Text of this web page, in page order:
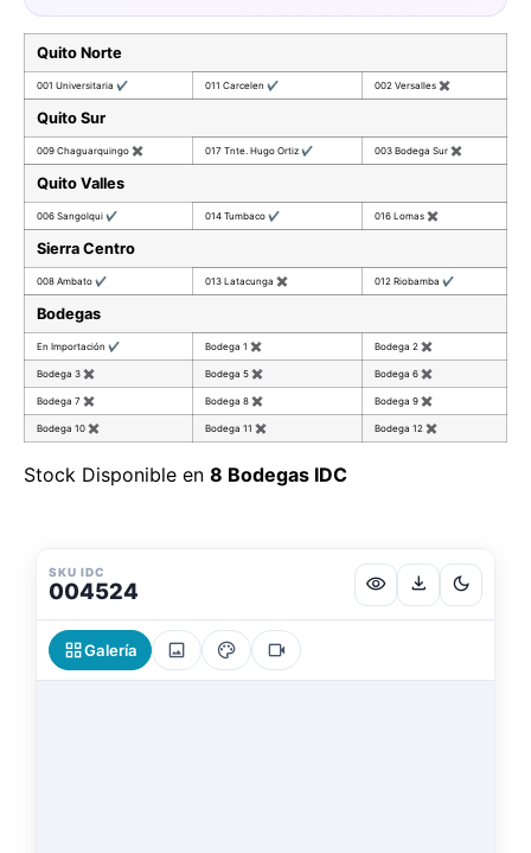
Quito Norte
001 Universitaria ✔ 011 Carcelen ✔ 002 Versalles ✖
Quito Sur
009 Chaguarquingo ✖ 017 Tnte. Hugo Ortiz ✔ 003 Bodega Sur ✖
Quito Valles
006 Sangolqui ✔ 014 Tumbaco ✔ 016 Lomas ✖
Sierra Centro
008 Ambato ✔ 013 Latacunga ✖ 012 Riobamba ✔
Bodegas
En Importación ✔ Bodega 1 ✖ Bodega 2 ✖
Bodega 3 ✖ Bodega 5 ✖ Bodega 6 ✖
Bodega 7 ✖ Bodega 8 ✖ Bodega 9 ✖
Bodega 10 ✖ Bodega 11 ✖ Bodega 12 ✖
Stock Disponible en 8 Bodegas IDC